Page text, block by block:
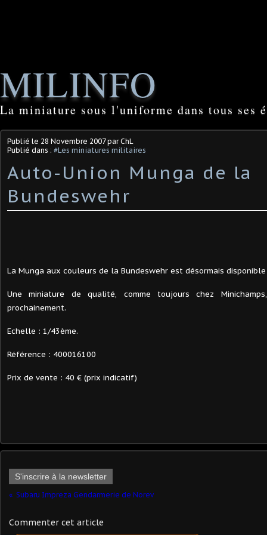
MILINFO
La miniature sous l'uniforme dans tous ses
Publié le 28 Novembre 2007par ChL
Publié dans : #Les miniatures militaires
Auto-Union Munga de la
Bundeswehr
La Munga aux couleurs de la Bundeswehr est désormais disponible
Une miniature de qualité, comme toujours chez
prochainement.
Echelle : 1/43ème.
Référence : 400016100
Prix de vente : 40 € (prix indicatif)
S'inscrire à la newsletter
Subaru Impreza Gendarmerie de Norev
Commenter cet article